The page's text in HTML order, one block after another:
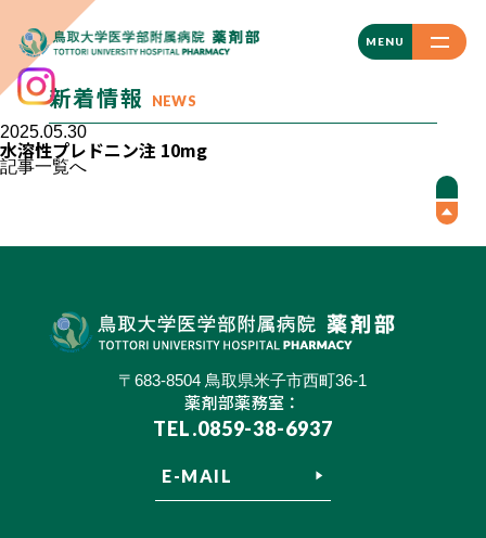
MENU
CLOSE
新着情報 NEWS
2025.05.30
水溶性プレドニン注 10mg
記事一覧へ
〒683-8504 鳥取県米子市西町36-1
薬剤部薬務室：
TEL.0859-38-6937
E-MAIL